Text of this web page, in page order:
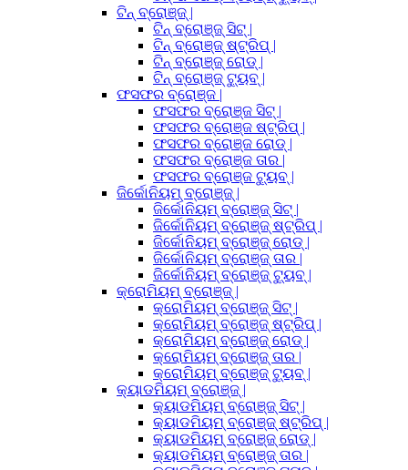
ଟିନ୍ ବ୍ରୋଞ୍ଜ୍ |
ଟିନ୍ ବ୍ରୋଞ୍ଜ୍ ସିଟ୍ |
ଟିନ୍ ବ୍ରୋଞ୍ଜ୍ ଷ୍ଟ୍ରିପ୍ |
ଟିନ୍ ବ୍ରୋଞ୍ଜ୍ ରୋଡ୍ |
ଟିନ୍ ବ୍ରୋଞ୍ଜ୍ ଟ୍ୟୁବ୍ |
ଫସଫର ବ୍ରୋଞ୍ଜ |
ଫସଫର ବ୍ରୋଞ୍ଜ ସିଟ୍ |
ଫସଫର ବ୍ରୋଞ୍ଜ ଷ୍ଟ୍ରିପ୍ |
ଫସଫର ବ୍ରୋଞ୍ଜ ରୋଡ୍ |
ଫସଫର ବ୍ରୋଞ୍ଜ ତାର |
ଫସଫର ବ୍ରୋଞ୍ଜ ଟ୍ୟୁବ୍ |
ଜିର୍କୋନିୟମ୍ ବ୍ରୋଞ୍ଜ୍ |
ଜିର୍କୋନିୟମ୍ ବ୍ରୋଞ୍ଜ୍ ସିଟ୍ |
ଜିର୍କୋନିୟମ୍ ବ୍ରୋଞ୍ଜ୍ ଷ୍ଟ୍ରିପ୍ |
ଜିର୍କୋନିୟମ୍ ବ୍ରୋଞ୍ଜ୍ ରୋଡ୍ |
ଜିର୍କୋନିୟମ୍ ବ୍ରୋଞ୍ଜ୍ ତାର |
ଜିର୍କୋନିୟମ୍ ବ୍ରୋଞ୍ଜ୍ ଟ୍ୟୁବ୍ |
କ୍ରୋମିୟମ୍ ବ୍ରୋଞ୍ଜ୍ |
କ୍ରୋମିୟମ୍ ବ୍ରୋଞ୍ଜ୍ ସିଟ୍ |
କ୍ରୋମିୟମ୍ ବ୍ରୋଞ୍ଜ୍ ଷ୍ଟ୍ରିପ୍ |
କ୍ରୋମିୟମ୍ ବ୍ରୋଞ୍ଜ୍ ରୋଡ୍ |
କ୍ରୋମିୟମ୍ ବ୍ରୋଞ୍ଜ୍ ତାର |
କ୍ରୋମିୟମ୍ ବ୍ରୋଞ୍ଜ୍ ଟ୍ୟୁବ୍ |
କ୍ୟାଡମିୟମ୍ ବ୍ରୋଞ୍ଜ୍ |
କ୍ୟାଡମିୟମ୍ ବ୍ରୋଞ୍ଜ୍ ସିଟ୍ |
କ୍ୟାଡମିୟମ୍ ବ୍ରୋଞ୍ଜ୍ ଷ୍ଟ୍ରିପ୍ |
କ୍ୟାଡମିୟମ୍ ବ୍ରୋଞ୍ଜ୍ ରୋଡ୍ |
କ୍ୟାଡମିୟମ୍ ବ୍ରୋଞ୍ଜ୍ ତାର |